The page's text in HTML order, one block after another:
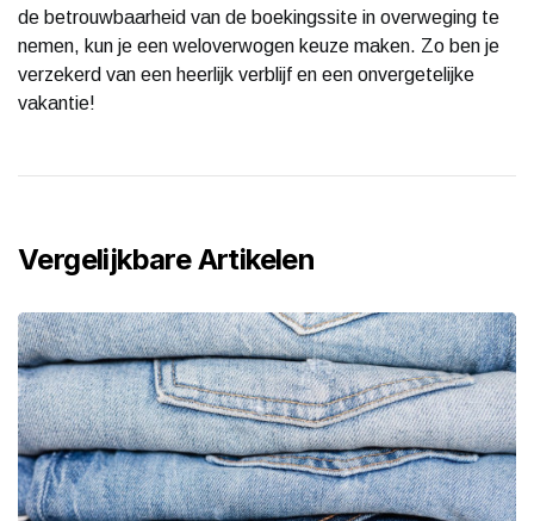
de betrouwbaarheid van de boekingssite in overweging te
nemen, kun je een weloverwogen keuze maken. Zo ben je
verzekerd van een heerlijk verblijf en een onvergetelijke
vakantie!
Vergelijkbare Artikelen